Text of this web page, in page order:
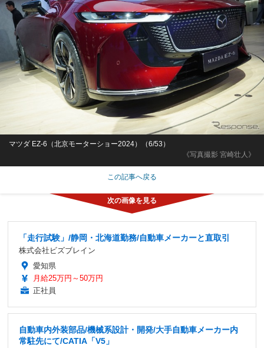
《写真撮影 宮崎壮人》
マツダ EZ-6（北京モーターショー2024）（6/53）
この記事へ戻る
「走行試験」/静岡・北海道勤務/自動車メーカーと直取引
株式会社ビズブレイン
愛知県
月給25万円～50万円
正社員
自動車内外装部品/機械系設計・開発/大手自動車メーカー内
常駐先にて/CATIA「V5」